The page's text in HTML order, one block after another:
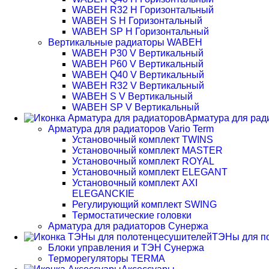
WABEH R32 H Горизонтальный
WABEH S H Горизонтальный
WABEH SP H Горизонтальный
Вертикальные радиаторы WABEH
WABEH P30 V Вертикальный
WABEH P60 V Вертикальный
WABEH Q40 V Вертикальный
WABEH R32 V Вертикальный
WABEH S V Вертикальный
WABEH SP V Вертикальный
Арматура для
Арматура для радиаторов Vario Term
Установочный комплект TWINS
Установочный комплект MASTER
Установочный комплект ROYAL
Установочный комплект ELEGANT
Установочный комплект AXI
ELEGANCKIE
Регулирующий комплект SWING
Термостатические головки
Арматура для радиаторов Сунержа
ТЭНы для
Блоки управления и ТЭН Сунержа
Терморегуляторы TERMA